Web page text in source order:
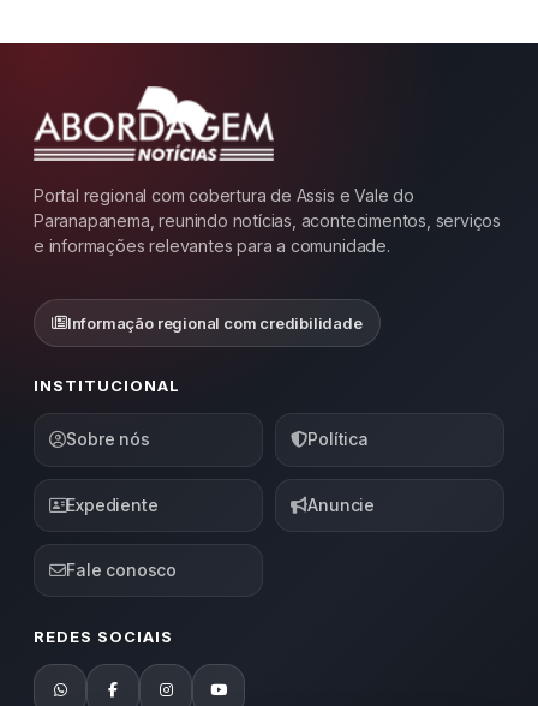
Portal regional com cobertura de Assis e Vale do
Paranapanema, reunindo notícias, acontecimentos, serviços
e informações relevantes para a comunidade.
Informação regional com credibilidade
INSTITUCIONAL
Sobre nós Política
Expediente Anuncie
Fale conosco
REDES SOCIAIS